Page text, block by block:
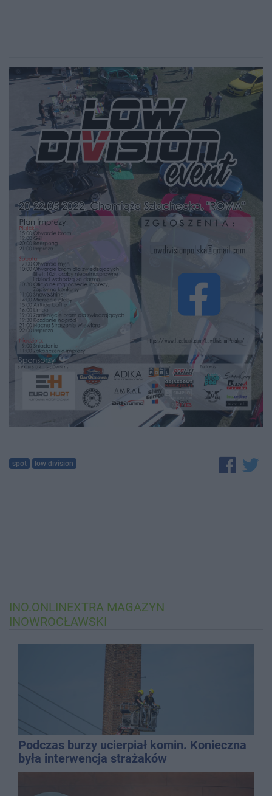
spot low division
INO.ONLINEXTRA MAGAZYN
INOWROCŁAWSKI
Podczas burzy ucierpiał komin. Konieczna
była interwencja strażaków